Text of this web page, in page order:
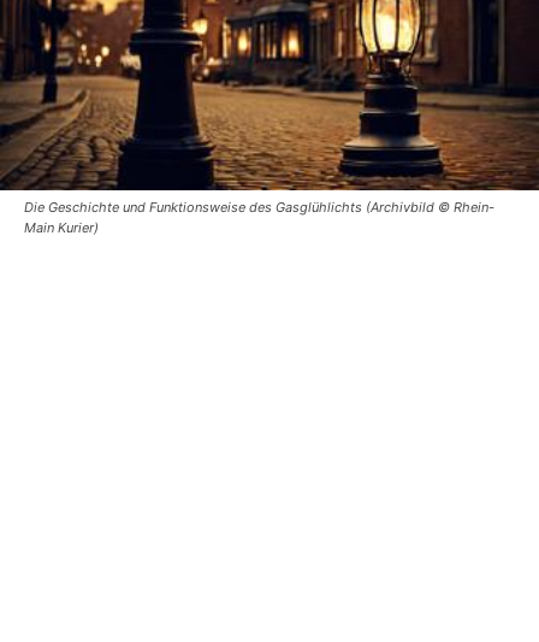
Die Geschichte und Funktionsweise des Gasglühlichts (Archivbild © Rhein-
Main Kurier)